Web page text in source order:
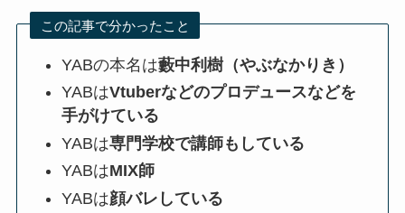
この記事で分かったこと
YABの本名は藪中利樹（やぶなかりき）
YABはVtuberなどのプロデュースなどを
手がけている
YABは専門学校で講師もしている
YABはMIX師
YABは顔バレしている